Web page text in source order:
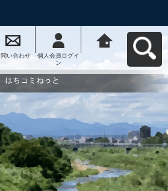
問い合わせ
個人会員ログイ
ン
動応援ｻｲﾄ はち
コミねっとへ戻
はちコミねっと